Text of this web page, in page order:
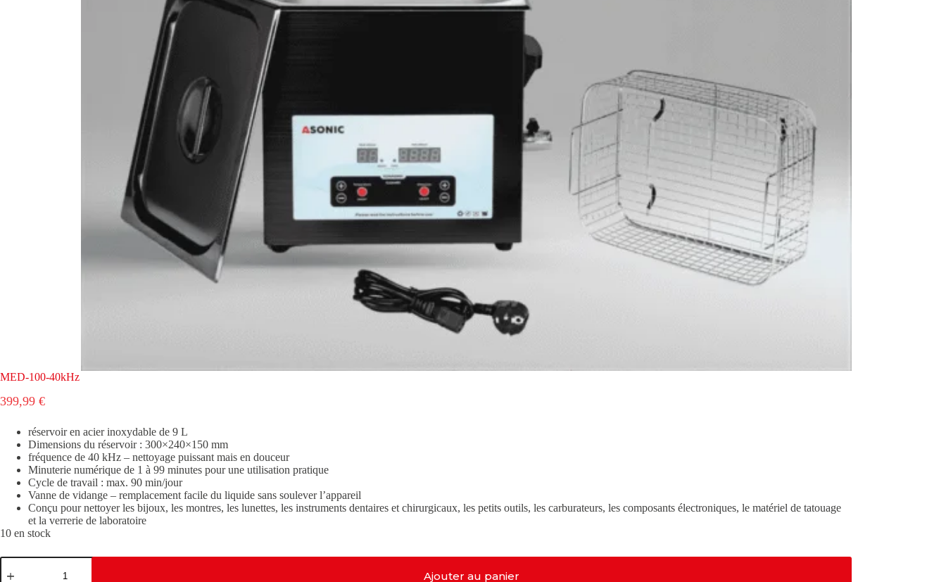
MED-100-40kHz
399,99 €
réservoir en acier inoxydable de 9 L
Dimensions du réservoir : 300×240×150 mm
fréquence de 40 kHz – nettoyage puissant mais en douceur
Minuterie numérique de 1 à 99 minutes pour une utilisation pratique
Cycle de travail : max. 90 min/jour
Vanne de vidange – remplacement facile du liquide sans soulever l’appareil
Conçu pour nettoyer les bijoux, les montres, les lunettes, les instruments dentaires et chirurgicaux, les petits outils, les carburateurs, les composants électroniques, le matériel de tatouage
et la verrerie de laboratoire
10 en stock
quantité
de
Ajouter au panier